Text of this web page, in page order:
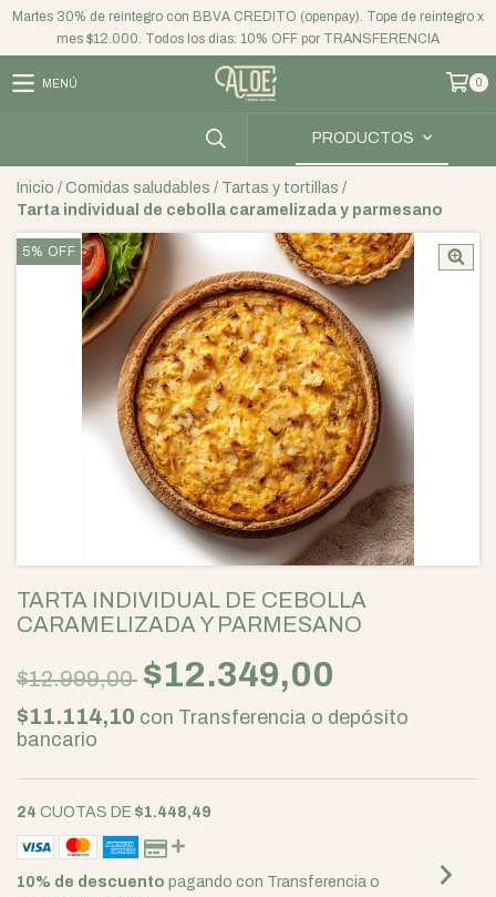
Martes 30% de reintegro con BBVA CREDITO (openpay). Tope de reintegro x
mes $12.000. Todos los dias: 10% OFF por TRANSFERENCIA
MENÚ 0
PRODUCTOS
Inicio / Comidas saludables / Tartas y tortillas /
Tarta individual de cebolla caramelizada y parmesano
5% OFF
TARTA INDIVIDUAL DE CEBOLLA
CARAMELIZADA Y PARMESANO
$12.999,00 $12.349,00
$11.114,10 con Transferencia o depósito
bancario
24 CUOTAS DE $1.448,49
10% de descuento pagando con Transferencia o